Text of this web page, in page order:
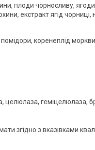
плоди чорносливу,
екстракт ягід чорниці,
коренеплід
целюлаза, геміцелюлаза,
згідно з вказівками